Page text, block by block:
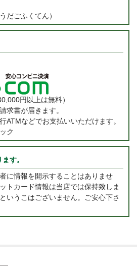
だごふくてん）
円以上は無料）
求書が届きます。
ATMなどでお支払いいただけます。
ク
す。
に情報を開示することはありませ
トカード情報は当店では保持致しま
いうこはございません。ご安心下さ